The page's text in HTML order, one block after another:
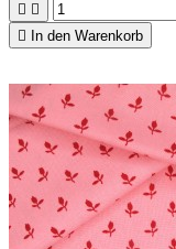
 

In den Warenkorb